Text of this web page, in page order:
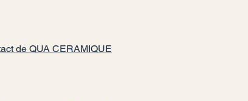
de QUA CERAMIQUE